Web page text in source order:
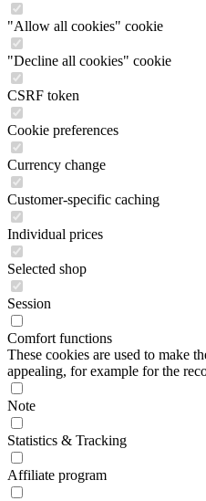
"Allow all cookies" cookie
"Decline all cookies" cookie
CSRF token
Cookie preferences
Currency change
Customer-specific caching
Individual prices
Selected shop
Session
Comfort functions
These cookies are used to make
appealing, for example for the
Note
Statistics & Tracking
Affiliate program